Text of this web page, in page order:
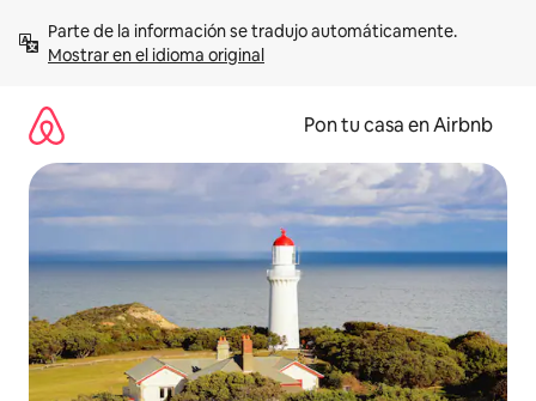
contenidoMostrar en el idioma original
Pon tu casa en Airbnb